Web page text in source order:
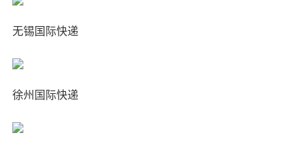
无锡国际快递
徐州国际快递